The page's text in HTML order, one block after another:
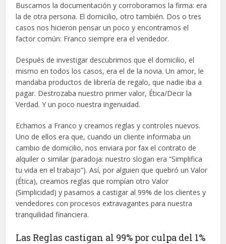
Buscamos la documentación y corroboramos la firma: era
la de otra persona. El domicilio, otro también. Dos o tres
casos nos hicieron pensar un poco y encontramos el
factor común: Franco siempre era el vendedor.
Después de investigar descubrimos que el domicilio, el
mismo en todos los casos, era el de la novia. Un amor, le
mandaba productos de librería de regalo, que nadie iba a
pagar. Destrozaba nuestro primer valor, Ética/Decir la
Verdad. Y un poco nuestra ingenuidad.
Echamos a Franco y creamos reglas y controles nuevos.
Uno de ellos era que, cuando un cliente informaba un
cambio de domicilio, nos enviara por fax el contrato de
alquiler o similar (paradoja: nuestro slogan era “Simplifica
tu vida en el trabajo”). Así, por alguien que quebró un Valor
(Ética), creamos reglas que rompían otro Valor
(Simplicidad) y pasamos a castigar al 99% de los clientes y
vendedores con procesos extravagantes para nuestra
tranquilidad financiera.
Las Reglas castigan al 99% por culpa del 1%